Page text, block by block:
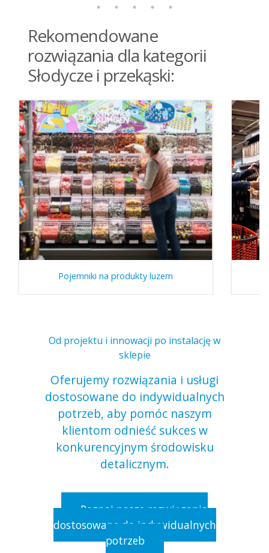
Rekomendowane
rozwiązania dla kategorii
Słodycze i przekąski:
Pojemniki na produkty luzem
Od projektu i innowacji po instalację w
sklepie
Oferujemy rozwiązania i usługi
dostosowane do indywidualnych
potrzeb, aby pomóc naszym
klientom odnieść sukces w
konkurencyjnym środowisku
detalicznym.
Poznaj nasze rozwiązania
dostosowane do indywidualnych
potrzeb